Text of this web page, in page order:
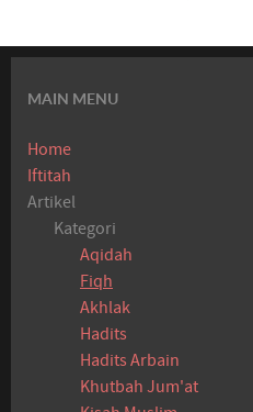
MAIN MENU
Home
Iftitah
Artikel
Kategori
Aqidah
Fiqh
Akhlak
Hadits
Hadits Arbain
Khutbah Jum'at